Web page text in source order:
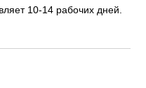
10-14 рабочих дней.